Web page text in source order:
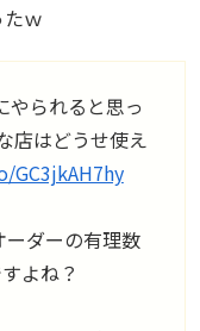
ｗ
やられると思っ
店はどうせ使え
GC3jkAH7hy
ダーの有理数
よね？